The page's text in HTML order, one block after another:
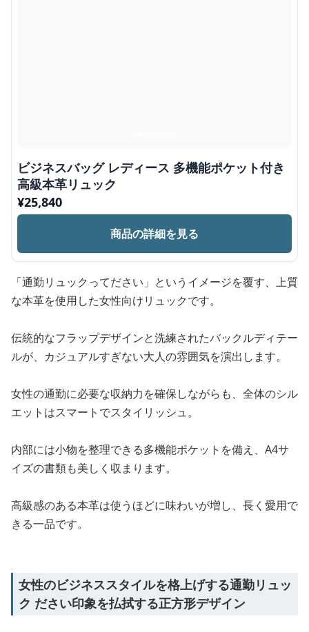
ビジネスバッグ レディース 多機能ポケット付き
高級本革リュック
¥25,840
商品の詳細を見る
「通勤リュックってださい」というイメージを覆す、上質
な本革を使用した女性向けリュックです。
伝統的なフラップデザインと洗練されたバックルディテー
ルが、カジュアルすぎない大人の雰囲気を演出します。
女性の通勤に必要な収納力を確保しながらも、全体のシル
エットはスマートでスタイリッシュ。
内部には小物を整理できる多機能ポケットを備え、A4サ
イズの書類も美しく収まります。
高級感のある本革は使うほどに味わいが増し、長く愛用で
きる一品です。
女性のビジネススタイルを格上げする通勤リュッ
ク ださい印象を払拭する正方形デザイン